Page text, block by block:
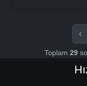
‹
Toplam 29